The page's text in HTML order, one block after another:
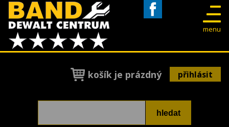
menu
košík je prázdný přihlásit